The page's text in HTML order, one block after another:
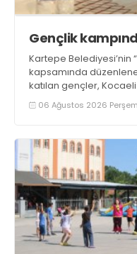
Gençlik
Kartepe Belediyesi’nin
kapsamında
katılan gençler,
geldi06 Ağustos 2026